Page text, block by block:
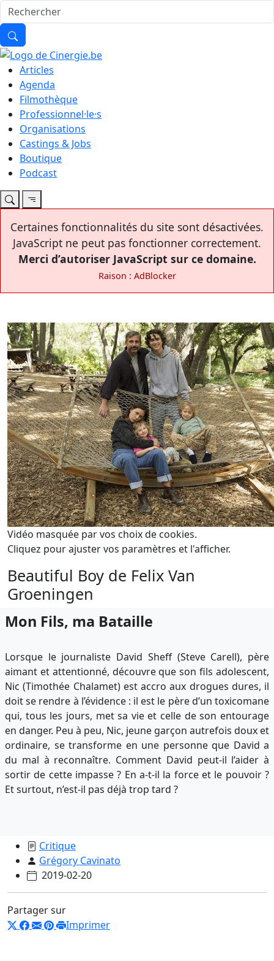
Articles
Agenda
Filmothèque
Professionnel·le·s
Organisations
Castings & Jobs
Boutique
Podcast
Certaines fonctionnalités du site sont désactivées.
JavaScript ne peut pas fonctionner correctement.
Merci d’autoriser JavaScript sur ce domaine.
Raison : AdBlocker
Vidéo masquée par vos choix de cookies.
Cliquez pour ajuster vos paramètres et l'afficher.
Beautiful Boy de Felix Van
Groeningen
Mon Fils, ma Bataille
Lorsque le journaliste David Sheff (Steve Carell), père
aimant et attentionné, découvre que son fils adolescent,
Nic (Timothée Chalamet) est accro aux drogues dures, il
doit se rendre à l’évidence : il est le père d’un toxicomane
qui, tous les jours, met sa vie et celle de son entourage
en danger. Peu à peu, Nic, jeune garçon autrefois doux et
ordinaire, se transforme en une personne que David a
du mal à reconnaître. Comment David peut-il l’aider à
sortir de cette impasse ? En a-t-il la force et le pouvoir ?
Et surtout, n’est-il pas déjà trop tard ?
Critique
Grégory Cavinato
2019-02-20
Partager sur
Imprimer